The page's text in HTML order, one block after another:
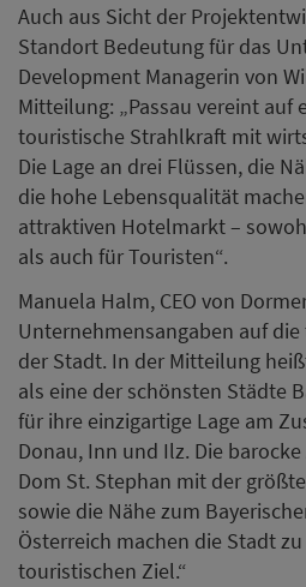
Auch aus Sicht der
Standort Bedeutung für das
Development Managerin von
Mitteilung: „Passau vereint auf
touristische Strahlkraft mit
Die Lage an drei Flüssen, die
die hohe Lebensqualität
attraktiven Hotelmarkt –
als auch für Touristen“.
Manuela Halm, CEO von
Unternehmensangaben auf
der Stadt. In der Mitteilung
als eine der schönsten Städte
für ihre einzigartige Lage am
Donau, Inn und Ilz. Die
Dom St. Stephan mit der
sowie die Nähe zum
Österreich machen die Stadt
touristischen Ziel.“